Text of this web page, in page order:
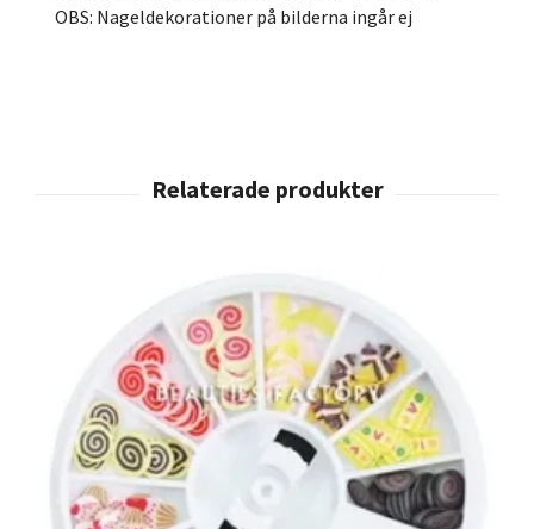
OBS: Nageldekorationer på bilderna ingår ej